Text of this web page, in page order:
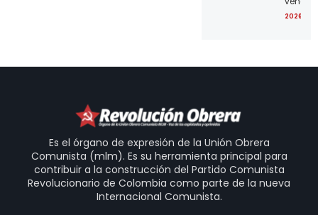
2026-
Es el órgano de expresión de la Unión Obrera
Comunista (mlm). Es su herramienta principal para
contribuir a la construcción del Partido Comunista
Revolucionario de Colombia como parte de la nueva
Internacional Comunista.